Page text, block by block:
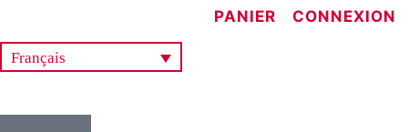
PANIER CONNEXION
Français